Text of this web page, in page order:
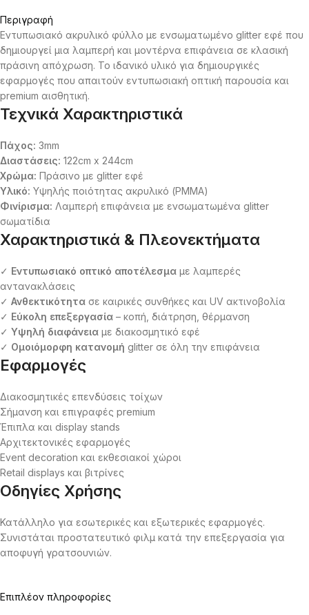
Περιγραφή
Εντυπωσιακό ακρυλικό φύλλο με ενσωματωμένο glitter εφέ που
δημιουργεί μια λαμπερή και μοντέρνα επιφάνεια σε κλασική
πράσινη απόχρωση. Το ιδανικό υλικό για δημιουργικές
εφαρμογές που απαιτούν εντυπωσιακή οπτική παρουσία και
premium αισθητική.
Τεχνικά Χαρακτηριστικά
Πάχος: 3mm
Διαστάσεις: 122cm x 244cm
Χρώμα: Πράσινο με glitter εφέ
Υλικό: Υψηλής ποιότητας ακρυλικό (PMMA)
Φινίρισμα: Λαμπερή επιφάνεια με ενσωματωμένα glitter
σωματίδια
Χαρακτηριστικά & Πλεονεκτήματα
✓ Εντυπωσιακό οπτικό αποτέλεσμα με λαμπερές
αντανακλάσεις
✓ Ανθεκτικότητα σε καιρικές συνθήκες και UV ακτινοβολία
✓ Εύκολη επεξεργασία – κοπή, διάτρηση, θέρμανση
✓ Υψηλή διαφάνεια με διακοσμητικό εφέ
✓ Ομοιόμορφη κατανομή glitter σε όλη την επιφάνεια
Εφαρμογές
Διακοσμητικές επενδύσεις τοίχων
Σήμανση και επιγραφές premium
Έπιπλα και display stands
Αρχιτεκτονικές εφαρμογές
Event decoration και εκθεσιακοί χώροι
Retail displays και βιτρίνες
Οδηγίες Χρήσης
Κατάλληλο για εσωτερικές και εξωτερικές εφαρμογές.
Συνιστάται προστατευτικό φιλμ κατά την επεξεργασία για
αποφυγή γρατσουνιών.
Επιπλέον πληροφορίες